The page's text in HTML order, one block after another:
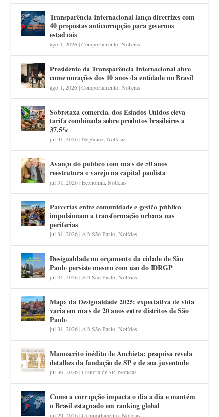
Transparência Internacional lança diretrizes com
40 propostas anticorrupção para governos
estaduais
ago 1, 2026|Comportamento ,Notícias
Presidente da Transparência Internacional abre
comemorações dos 10 anos da entidade no Brasil
ago 1, 2026|Comportamento ,Notícias
Sobretaxa comercial dos Estados Unidos eleva
tarifa combinada sobre produtos brasileiros a
37,5%
jul 31, 2026|Negócios ,Notícias
Avanço do público com mais de 50 anos
reestrutura o varejo na capital paulista
jul 31, 2026|Economia ,Notícias
Parcerias entre comunidade e gestão pública
impulsionam a transformação urbana nas
periferias
jul 31, 2026| Alô São Paulo ,Notícias
Desigualdade no orçamento da cidade de São
Paulo persiste mesmo com uso do IDRGP
jul 31, 2026| Alô São Paulo ,Notícias
Mapa da Desigualdade 2025: expectativa de vida
varia em mais de 20 anos entre distritos de São
Paulo
jul 31, 2026| Alô São Paulo ,Notícias
Manuscrito inédito de Anchieta: pesquisa revela
detalhes da fundação de SP e de sua juventude
jul 30, 2026|História de SP,Notícias
Como a corrupção impacta o dia a dia e mantém
o Brasil estagnado em ranking global
jul 29, 2026|Comportamento ,Notícias